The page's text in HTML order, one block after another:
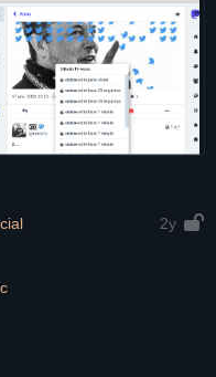
2y